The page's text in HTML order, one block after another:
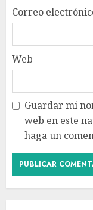
Correo
Web
Guardar mi
web en este
haga un